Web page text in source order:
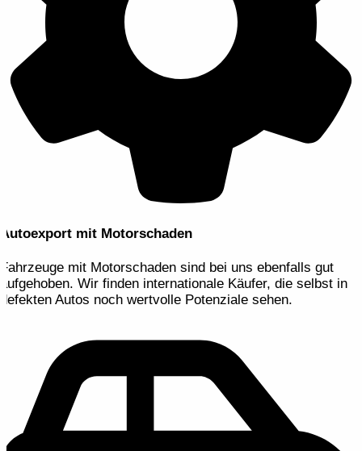
Autoexport mit Motorschaden
Fahrzeuge mit Motorschaden sind bei uns ebenfalls gut
aufgehoben. Wir finden internationale Käufer, die selbst in
defekten Autos noch wertvolle Potenziale sehen.